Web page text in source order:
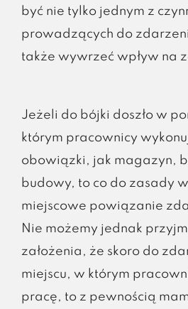
być nie tylko jednym z
prowadzących do
także wywrzeć wpływ na
Jeżeli do bójki doszło w
którym pracownicy
obowiązki, jak magazyn,
budowy, to co do zasady
miejscowe powiązanie
Nie możemy jednak
założenia, że skoro do
miejscu, w którym
pracę, to z pewnością